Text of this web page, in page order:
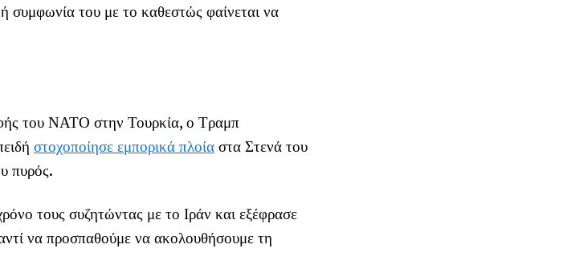
του με το καθεστώς φαίνεται να
του ΝΑΤΟ στην Τουρκία, ο Τραμπ
στοχοποίησε εμπορικά πλοία στα Στενά του
πυρός.
τους συζητώντας με το Ιράν και εξέφρασε
να προσπαθούμε να ακολουθήσουμε τη